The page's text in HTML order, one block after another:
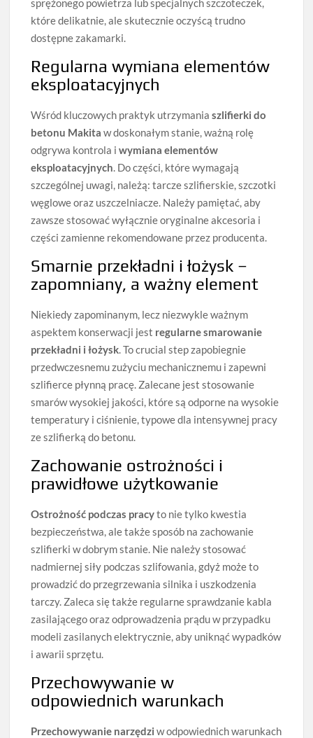
sprężonego powietrza lub specjalnych szczoteczek,
które delikatnie, ale skutecznie oczyścą trudno
dostępne zakamarki.
Regularna wymiana elementów
eksploatacyjnych
Wśród kluczowych praktyk utrzymaniaszlifierki do
betonu Makita w doskonałym stanie, ważną rolę
odgrywa kontrola iwymiana elementów
eksploatacyjnych. Do części, które wymagają
szczególnej uwagi, należą: tarcze szlifierskie, szczotki
węglowe oraz uszczelniacze. Należy pamiętać, aby
zawsze stosować wyłącznie oryginalne akcesoria i
części zamienne rekomendowane przez producenta.
Smarnie przekładni i łożysk –
zapomniany, a ważny element
Niekiedy zapominanym, lecz niezwykle ważnym
aspektem konserwacji jest regularne smarowanie
przekładni i łożysk. To crucial step zapobiegnie
przedwczesnemu zużyciu mechanicznemu i zapewni
szlifierce płynną pracę. Zalecane jest stosowanie
smarów wysokiej jakości, które są odporne na wysokie
temperatury i ciśnienie, typowe dla intensywnej pracy
ze szlifierką do betonu.
Zachowanie ostrożności i
prawidłowe użytkowanie
Ostrożność podczas pracyto nie tylko kwestia
bezpieczeństwa, ale także sposób na zachowanie
szlifierki w dobrym stanie. Nie należy stosować
nadmiernej siły podczas szlifowania, gdyż może to
prowadzić do przegrzewania silnika i uszkodzenia
tarczy. Zaleca się także regularne sprawdzanie kabla
zasilającego oraz odprowadzenia prądu w przypadku
modeli zasilanych elektrycznie, aby uniknąć wypadków
i awarii sprzętu.
Przechowywanie w
odpowiednich warunkach
Przechowywanie narzędzi w odpowiednich warunkach